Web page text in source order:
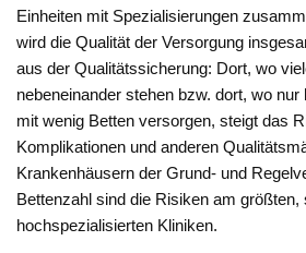
Einheiten mit Spezialisierungen
wird die Qualität der Versorgung
aus der Qualitätssicherung: Dort, wo
nebeneinander stehen bzw. dort, wo
mit wenig Betten versorgen, steigt das
Komplikationen und anderen
Krankenhäusern der Grund- und
Bettenzahl sind die Risiken am größten,
hochspezialisierten Kliniken.